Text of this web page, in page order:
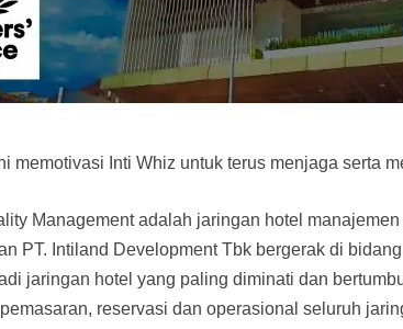
memotivasi Inti Whiz untuk terus menjaga serta
Management adalah jaringan hotel
PT. Intiland Development Tbk bergerak di
jaringan hotel yang paling diminati dan
reservasi dan operasional seluruh